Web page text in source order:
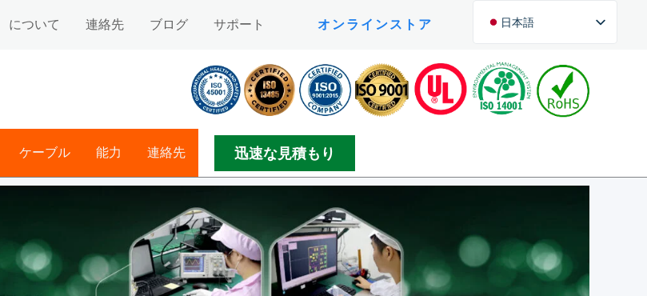
について 連絡先 ブログ サポート オンラインストア
日本語
English (UK)
Czech
Korean
Bosnian
ケーブル 能力 連絡先 迅速な見積もり